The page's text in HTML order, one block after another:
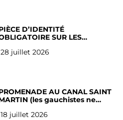
D’IDENTITÉ
SUR LES
Français
28 juillet 2026
AU CANAL SAINT
(les gauchistes ne
18 juillet 2026